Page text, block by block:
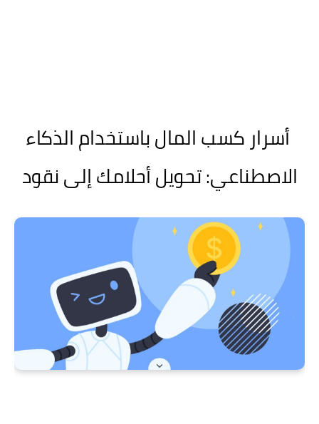
أسرار كسب المال باستخدام الذكاء
الاصطناعي: تحويل أحلامك إلى نقود